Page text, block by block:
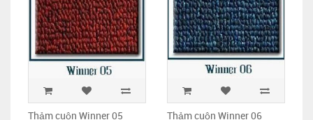
Thảm cuộn Winner 05 Thảm cuộn Winner 06